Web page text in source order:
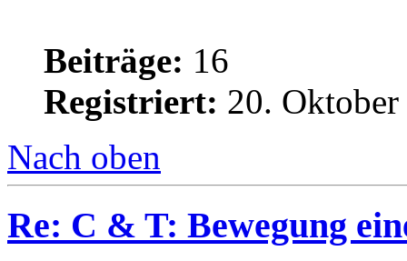
Beiträge: 16
Registriert: 20.
Nach oben
Re: C & T: Bewegung